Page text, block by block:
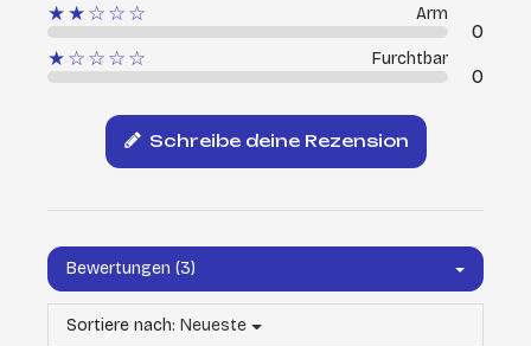
★★☆☆☆
Arm
0
★☆☆☆☆
Furchtbar
0
Schreibe deine Rezension
Bewertungen (3)
Sortiere nach: Neueste